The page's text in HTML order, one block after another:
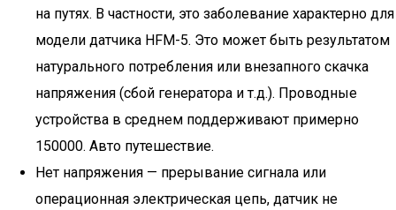
на путях. В частности, это заболевание характерно для
модели датчика HFM-5. Это может быть результатом
натурального потребления или внезапного скачка
напряжения (сбой генератора и т.д.). Проводные
устройства в среднем поддерживают примерно
150000. Авто путешествие.
Нет напряжения — прерывание сигнала или
операционная электрическая цепь, датчик не